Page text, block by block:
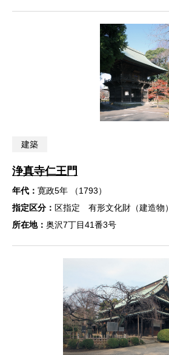
建築
浄真寺仁王門
年代： 寛政5年 （1793）
指定区分： 区指定 有形文化財（建造物）
所在地： 奥沢7丁目41番3号